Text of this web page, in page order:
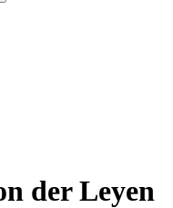
der Leyen